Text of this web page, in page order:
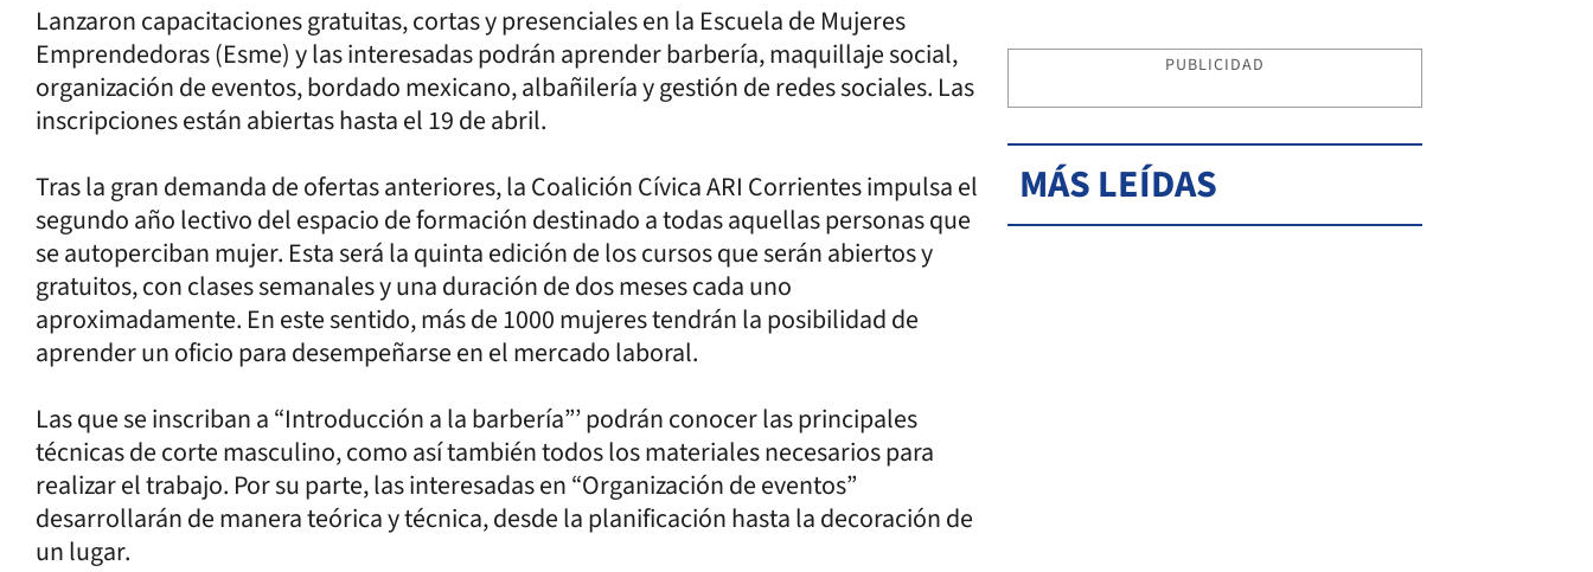
Lanzaron capacitaciones gratuitas, cortas y presenciales en la Escuela de Mujeres
Emprendedoras (Esme) y las interesadas podrán aprender barbería, maquillaje social,
organización de eventos, bordado mexicano, albañilería y gestión de redes sociales. Las
inscripciones están abiertas hasta el 19 de abril.
Tras la gran demanda de ofertas anteriores, la Coalición Cívica ARI Corrientes impulsa el
segundo año lectivo del espacio de formación destinado a todas aquellas personas que
se autoperciban mujer. Esta será la quinta edición de los cursos que serán abiertos y
gratuitos, con clases semanales y una duración de dos meses cada uno
aproximadamente. En este sentido, más de 1000 mujeres tendrán la posibilidad de
aprender un oficio para desempeñarse en el mercado laboral.
Las que se inscriban a “Introducción a la barbería”’ podrán conocer las principales
técnicas de corte masculino, como así también todos los materiales necesarios para
realizar el trabajo. Por su parte, las interesadas en “Organización de eventos”
desarrollarán de manera teórica y técnica, desde la planificación hasta la decoración de
un lugar.
PUBLICIDAD
MÁS LEÍDAS